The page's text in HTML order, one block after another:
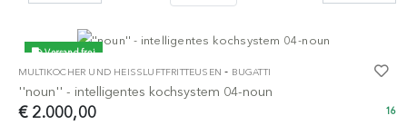
Versand frei
MULTIKOCHER UND HEISSLUFTFRITTEUSEN - BUGATTI
''noun'' - intelligentes kochsystem 04-noun
€ 2.000,00 16